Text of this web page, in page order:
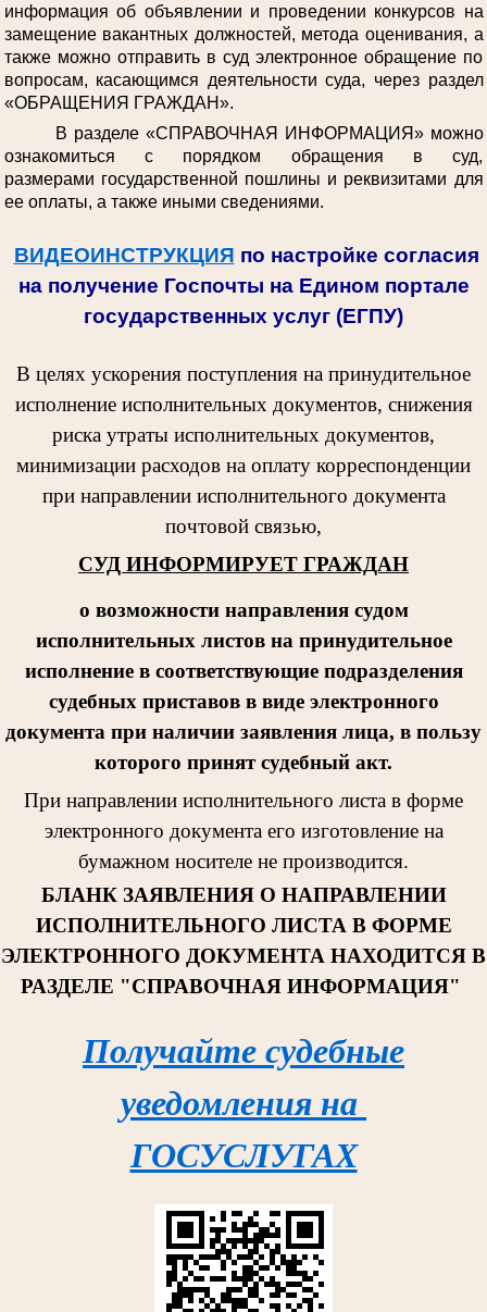
информация об объявлении и проведении конкурсов на
замещение вакантных должностей, метода оценивания, а
также можно отправить в суд электронное обращение по
вопросам, касающимся деятельности суда, через раздел
«ОБРАЩЕНИЯ ГРАЖДАН».
В разделе «СПРАВОЧНАЯ ИНФОРМАЦИЯ» можно
ознакомиться с порядком обращения в суд,
размерами государственной пошлины и реквизитами для
ее оплаты, а также иными сведениями.
ВИДЕОИНСТРУКЦИЯ по настройке согласия
на получение Госпочты на Едином портале
государственных услуг (ЕГПУ)
В целях ускорения поступления на принудительное
исполнение исполнительных документов, снижения
риска утраты исполнительных документов,
минимизации расходов на оплату корреспонденции
при направлении исполнительного документа
почтовой связью,
СУД ИНФОРМИРУЕТ ГРАЖДАН
о возможности направления судом
исполнительных листов на принудительное
исполнение в соответствующие подразделения
судебных приставов в виде электронного
документа при наличии заявления лица, в пользу
которого принят судебный акт.
При направлении исполнительного листа в форме
электронного документа его изготовление на
бумажном носителе не производится.
БЛАНК ЗАЯВЛЕНИЯ О НАПРАВЛЕНИИ
ИСПОЛНИТЕЛЬНОГО ЛИСТА В ФОРМЕ
ЭЛЕКТРОННОГО ДОКУМЕНТА НАХОДИТСЯ В
РАЗДЕЛЕ "СПРАВОЧНАЯ ИНФОРМАЦИЯ"
Получайте судебные
уведомления на
ГОСУСЛУГАХ